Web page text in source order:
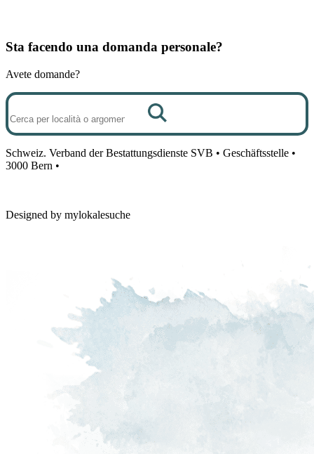
Sta facendo una domanda personale?
Avete domande?
Schweiz. Verband der Bestattungsdienste SVB • Geschäftsstelle •
3000 Bern •
Designed by mylokalesuche